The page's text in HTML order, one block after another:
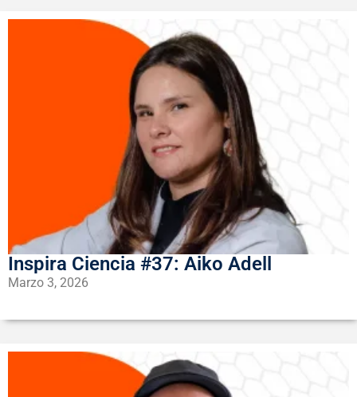
Inspira Ciencia #37: Aiko Adell
Marzo 3, 2026